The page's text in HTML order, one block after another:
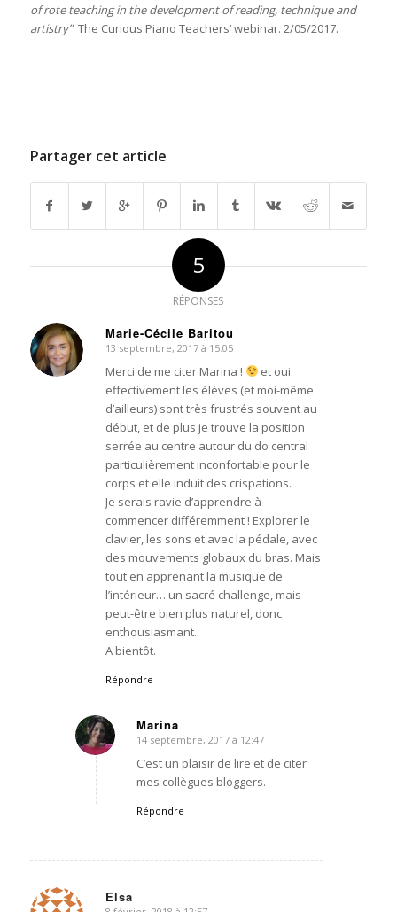
of rote teaching in the development of reading, technique and
artistry”. The Curious Piano Teachers’ webinar. 2/05/2017.
Partager cet article
5
RÉPONSES
Marie-Cécile Baritou
dit
:
13 septembre, 2017 à 15:05
Merci de me citer Marina !
et oui
effectivement les élèves (et moi-même
d’ailleurs) sont très frustrés souvent au
début, et de plus je trouve la position
serrée au centre autour du do central
particulièrement inconfortable pour le
corps et elle induit des crispations.
Je serais ravie d’apprendre à
commencer différemment ! Explorer le
clavier, les sons et avec la pédale, avec
des mouvements globaux du bras. Mais
tout en apprenant la musique de
l’intérieur… un sacré challenge, mais
peut-être bien plus naturel, donc
enthousiasmant.
A bientôt.
Répondre
Marina
dit
14 septembre, 2017 à 12:47
C’est un plaisir de lire et de citer
mes collègues bloggers.
Répondre
Elsa